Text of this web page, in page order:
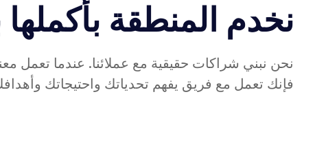
نخدم المنطقة
نحن نبني شراكات حقيقية مع عملائنا. عندما تعمل
فإنك تعمل مع فريق يفهم تحدياتك واحتيجاتك